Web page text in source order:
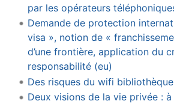
par les opérateurs
Demande de protection
visa », notion de «
d’une frontière, application du
responsabilité (eu)
Des risques du wifi
Deux visions de la vie privée :